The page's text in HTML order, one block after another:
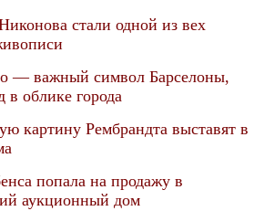
стали одной из вех
— важный символ Барселоны,
в облике города
картину Рембрандта выставят в
попала на продажу в
аукционный дом